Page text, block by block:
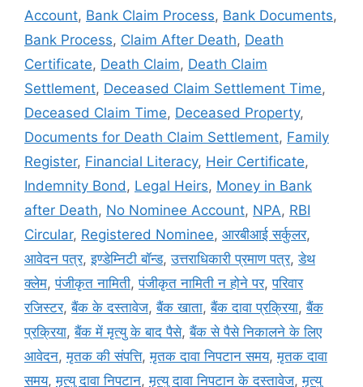
Account, Bank Claim Process, Bank Documents,
Bank Process, Claim After Death, Death
Certificate, Death Claim, Death Claim
Settlement, Deceased Claim Settlement Time,
Deceased Claim Time, Deceased Property,
Documents for Death Claim Settlement, Family
Register, Financial Literacy, Heir Certificate,
Indemnity Bond , Legal Heirs, Money in Bank
after Death, No Nominee Account, NPA, RBI
Circular, Registered Nominee, आरबीआई सर्कुलर,
आवेदन पत्र,इण्डेम्निटी बॉन्ड,उत्तराधिकारी प्रमाण पत्र,डेथ
क्लेम,पंजीकृत नामिती,पंजीकृत नामिती न होने पर,परिवार
रजिस्टर,बैंक के दस्तावेज,बैंक खाता,बैंक दावा प्रक्रिया,बैंक
प्रक्रिया,बैंक में मृत्यु के बाद पैसे,बैंक से पैसे निकालने के लिए
आवेदन,मृतक की संपत्ति,मृतक दावा निपटान समय,मृतक दावा
समय,मृत्यु दावा निपटान,मृत्यु दावा निपटान के दस्तावेज,मृत्यु